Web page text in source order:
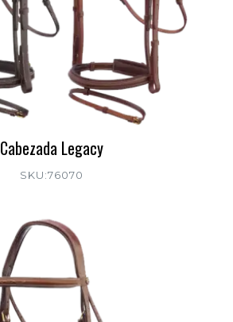
Cabezada Legacy
SKU:76070